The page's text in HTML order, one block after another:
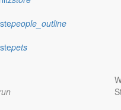
people_outline
pets